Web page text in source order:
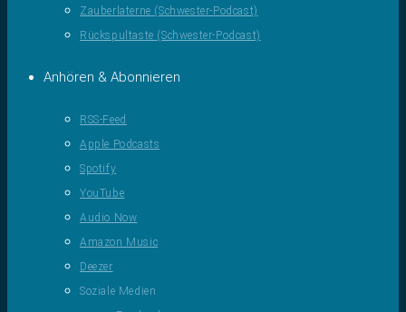
Zauberlaterne (Schwester-Podcast)
Rückspultaste (Schwester-Podcast)
Anhören & Abonnieren
RSS-Feed
Apple Podcasts
Spotify
YouTube
Audio Now
Amazon Music
Deezer
Soziale Medien